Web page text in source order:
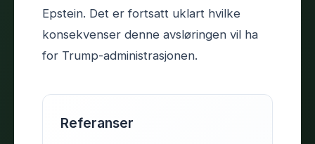
Epstein. Det er fortsatt uklart hvilke
konsekvenser denne avsløringen vil ha
for Trump-administrasjonen.
Referanser